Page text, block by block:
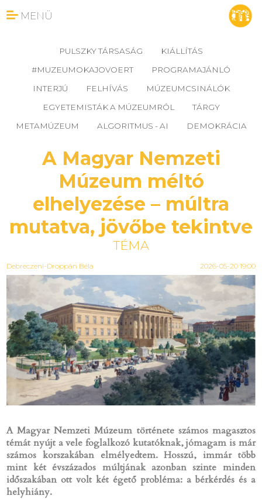
MENÜ
PULSZKY TÁRSASÁG
KIÁLLÍTÁS
#MUZEUMOKAJOVOERT
PROGRAMAJÁNLÓ
INTERJÚ
FELHÍVÁS
MÚZEUMCSINÁLÓK
EGYETEMISTÁK A MÚZEUMRÓL
TÁRGY
METAMÚZEUM
ALGORITMUS - AI DEMOKRÁCIA
A Magyar Nemzeti
Múzeum méltó
elhelyezése – múltra
mutatva, jövőbe tekintve
TÉMA
Debreczeni-Droppán Béla 2026-05-20 19:00
A Magyar Nemzeti Múzeum története számos magasztos
témát nyújt a vele foglalkozó kutatóknak, jómagam is már
számos korszakában elmélyedtem. Hosszú, immár több
mint két évszázados múltjának azonban szinte minden
időszakában ott volt két égető probléma: a bérkérdés és a
helyhiány.